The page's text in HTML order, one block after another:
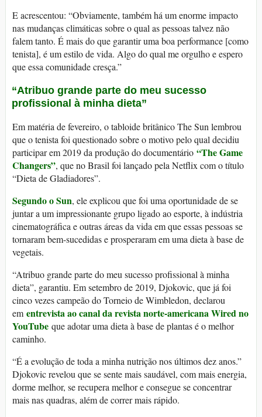
E acrescentou: “Obviamente, também há um enorme impacto
nas mudanças climáticas sobre o qual as pessoas talvez não
falem tanto. É mais do que garantir uma boa performance [como
tenista], é um estilo de vida. Algo do qual me orgulho e espero
que essa comunidade cresça.”
“Atribuo grande parte do meu sucesso
profissional à minha dieta”
Em matéria de fevereiro, o tabloide britânico The Sun lembrou
que o tenista foi questionado sobre o motivo pelo qual decidiu
participar em 2019 da produção do documentário “The Game
Changers”, que no Brasil foi lançado pela Netflix com o título
“Dieta de Gladiadores”.
Segundo o Sun, ele explicou que foi uma oportunidade de se
juntar a um impressionante grupo ligado ao esporte, à indústria
cinematográfica e outras áreas da vida em que essas pessoas se
tornaram bem-sucedidas e prosperaram em uma dieta à base de
vegetais.
“Atribuo grande parte do meu sucesso profissional à minha
dieta”, garantiu. Em setembro de 2019, Djokovic, que já foi
cinco vezes campeão do Torneio de Wimbledon, declarou
em entrevista ao canal da revista norte-americana Wired no
YouTube que adotar uma dieta à base de plantas é o melhor
caminho.
“É a evolução de toda a minha nutrição nos últimos dez anos.”
Djokovic revelou que se sente mais saudável, com mais energia,
dorme melhor, se recupera melhor e consegue se concentrar
mais nas quadras, além de correr mais rápido.